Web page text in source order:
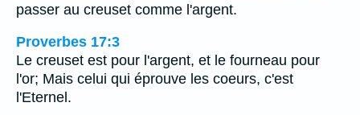
passer au creuset comme l'argent.
Proverbes 17:3
Le creuset est pour l'argent, et le fourneau pour
l'or; Mais celui qui éprouve les coeurs, c'est
l'Eternel.